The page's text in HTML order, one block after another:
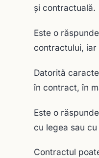
şi contractuală.
Este o
contractului, iar
Datorită
în contract, în
Este o
cu legea sau
Contractul